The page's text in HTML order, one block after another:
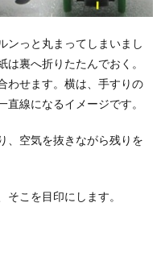
ンっと丸まってしまいまし
裏へ折りたたんでおく。
わせます。横は、手すりの
線になるイメージです。
、空気を抜きながら残りを
こを目印にします。